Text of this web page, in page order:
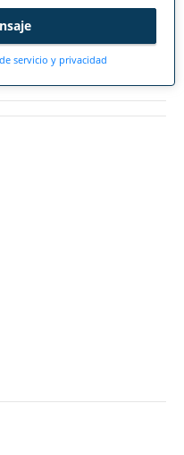
servicio y privacidad